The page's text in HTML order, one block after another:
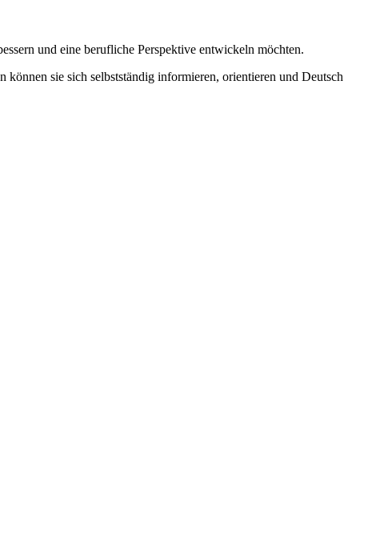
und eine berufliche Perspektive entwickeln möchten.
sie sich selbstständig informieren, orientieren und Deutsch